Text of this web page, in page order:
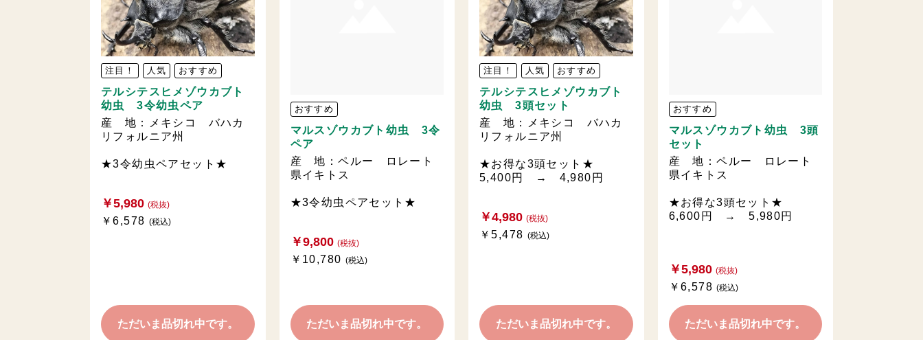
注目！ 人気 おすすめ
テルシテスヒメゾウカブト
幼虫 3令幼虫ペア
産 地：メキシコ バハカ
リフォルニア州
★3令幼虫ペアセット★
￥5,980 (税抜)
￥6,578 (税込)
ただいま品切れ中です。
おすすめ
マルスゾウカブト幼虫 3令
ペア
産 地：ペルー ロレート
県イキトス
★3令幼虫ペアセット★
￥9,800 (税抜)
￥10,780 (税込)
ただいま品切れ中です。
注目！ 人気 おすすめ
テルシテスヒメゾウカブト
幼虫 3頭セット
産 地：メキシコ バハカ
リフォルニア州
★お得な3頭セット★
5,400円 → 4,980円
￥4,980 (税抜)
￥5,478 (税込)
ただいま品切れ中です。
おすすめ
マルスゾウカブト幼虫 3頭
セット
産 地：ペルー ロレート
県イキトス
★お得な3頭セット★
6,600円 → 5,980円
￥5,980 (税抜)
￥6,578(税込)
ただいま品切れ中です。